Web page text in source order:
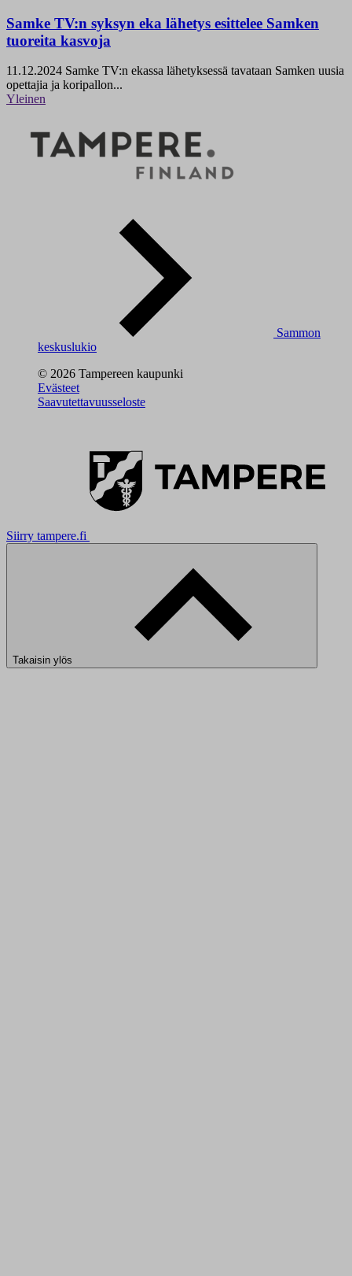
Samke TV:n syksyn eka lähetys esittelee Samken
tuoreita kasvoja
11.12.2024 Samke TV:n ekassa lähetyksessä tavataan Samken uusia
opettajia ja koripallon...
Yleinen
Sammon
keskuslukio
© 2026 Tampereen kaupunki
Evästeet
Saavutettavuusseloste
Siirry tampere.fi
Takaisin ylös